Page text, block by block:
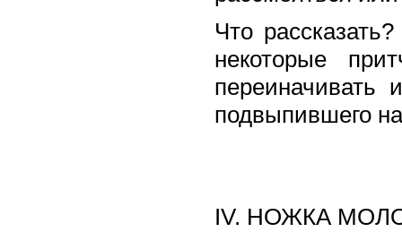
Что
некоторые
подвыпившего
IV. НОЖКА